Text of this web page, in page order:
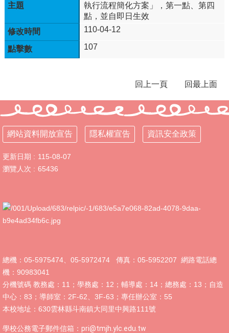
學
習
專
區
宣
專
區
教
職
統
區
資
訊
入
口
執行流程簡化方案」，第一點、第四
點，並自即日生效
110-04-12
107
回上一頁 回最上面
網站資料開放宣告 隱私權宣告 資訊安全政策
更新日期
115-08-07
瀏覽人次
65436
總機：05-5975474、05-5972474 傳真：05-5952207 網路電話總
機：90983041
分機號碼 教務處：11；學務處：12；輔導處：14；總務處：13；自造
中心：83；導師室：2F-62、3F-63；專任辦公室：55
本校地址：630雲林縣斗南鎮大同里中興路111號
學校公務電子郵件信箱： pri@tmjh.ylc.edu.tw